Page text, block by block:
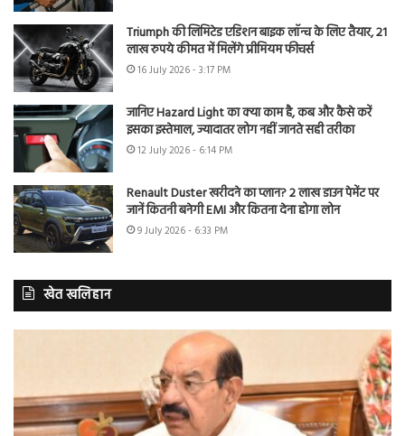
Triumph की लिमिटेड एडिशन बाइक लॉन्च के लिए तैयार, 21
लाख रुपये कीमत में मिलेंगे प्रीमियम फीचर्स
16 July 2026 - 3:17 PM
जानिए Hazard Light का क्या काम है, कब और कैसे करें
इसका इस्तेमाल, ज्यादातर लोग नहीं जानते सही तरीका
12 July 2026 - 6:14 PM
Renault Duster खरीदने का प्लान? 2 लाख डाउन पेमेंट पर
जानें कितनी बनेगी EMI और कितना देना होगा लोन
9 July 2026 - 6:33 PM
खेत खलिहान